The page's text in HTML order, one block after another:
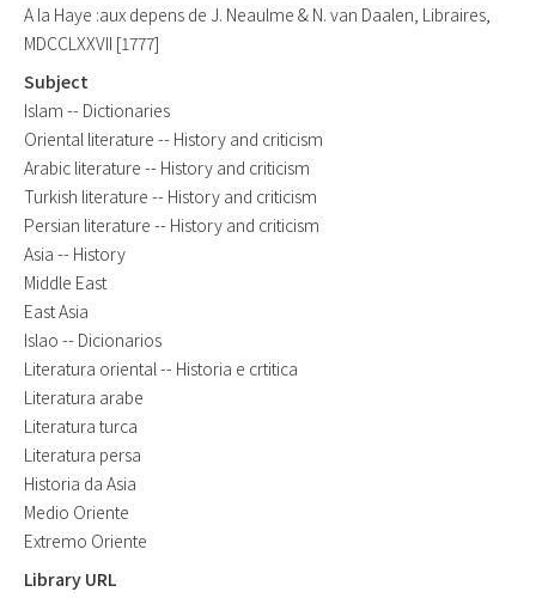
A la Haye :aux depens de J. Neaulme & N. van Daalen, Libraires,
MDCCLXXVII [1777]
Subject
Islam -- Dictionaries
Oriental literature -- History and criticism
Arabic literature -- History and criticism
Turkish literature -- History and criticism
Persian literature -- History and criticism
Asia -- History
Middle East
East Asia
Islao -- Dicionarios
Literatura oriental -- Historia e crtitica
Literatura arabe
Literatura turca
Literatura persa
Historia da Asia
Medio Oriente
Extremo Oriente
Library URL